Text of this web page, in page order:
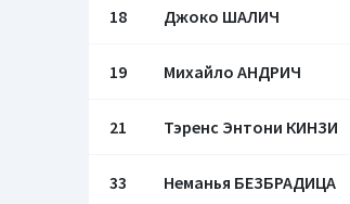
18 Джоко ШАЛИЧ
19 Михайло АНДРИЧ
21 Тэренс Энтони КИНЗИ
33 Неманья БЕЗБРАДИЦА